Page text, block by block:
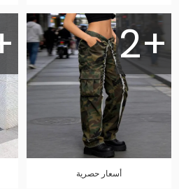
2+
أسعار حصرية